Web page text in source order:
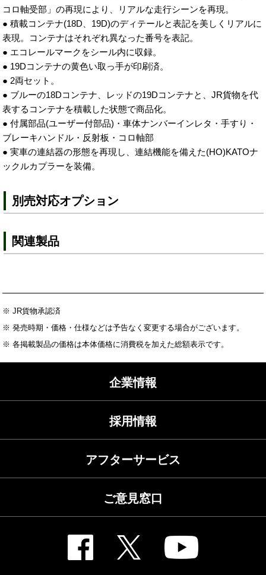
コロ軸受部」の再現により、リアルな走行シーンを再現。
● 積載コンテナ(18D、19D)のディテールと表記を美しくリアルに
表現。コンテナはそれぞれ異なった番号を表記。
● エコレールマークをシール内に収録。
● 19Dコンテナの黄色い取っ手が印刷済。
● 2両セット。
● ブルーの18Dコンテナ、レッドの19Dコンテナと、JR貨物を代
表するコンテナを積載した状態で商品化。
● 付属部品(ユーザー付部品)・車体ナンバーインレタ・手すり・
ブレーキハンドル・反射板・コロ軸部
● 実車の連結器の形態を再現し、連結機能を備えた(HO)KATOナ
ックルカプラーを装備。
別売対応オプション
関連製品
※ JR貨物承認済
※ 発売時期・価格・仕様などは予告なく変更する場合がございます。
※ 各掲載製品の価格は本体価格に消費税を加えた総額表示です。
企業情報
採用情報
アフターサービス
ご意見窓口